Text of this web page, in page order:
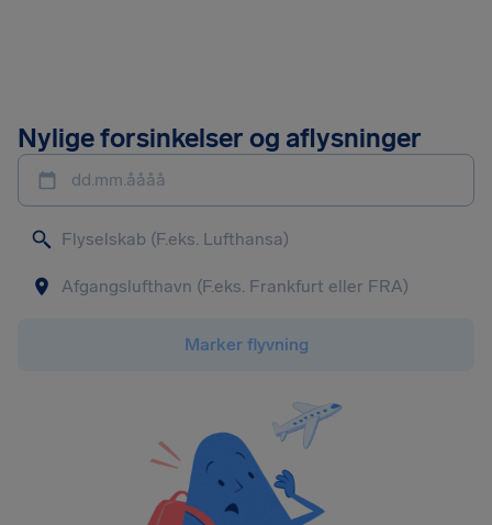
Nylige forsinkelser og aflysninger
dd.mm.åååå
Marker flyvning